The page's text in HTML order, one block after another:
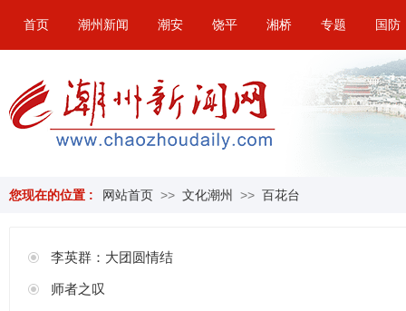
首页 潮州新闻 潮安 饶平 湘桥 专题 国防
您现在的位置 : 网站首页 >> 文化潮州 >> 百花台
李英群：大团圆情结
师者之叹